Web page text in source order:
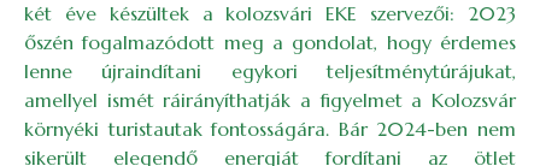
két éve készültek a kolozsvári EKE szervezői: 2023
őszén fogalmazódott meg a gondolat, hogy érdemes
lenne újraindítani egykori teljesítménytúrájukat,
amellyel ismét ráirányíthatják a figyelmet a Kolozsvár
környéki turistautak fontosságára. Bár 2024-ben nem
sikerült elegendő energiát fordítani az ötlet